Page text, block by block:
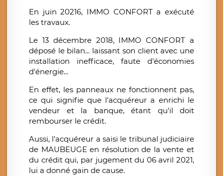
En juin 20216, IMMO CONFORT a exécuté
les travaux.
Le 13 décembre 2018, IMMO CONFORT a
déposé le bilan... laissant son client avec une
installation inefficace, faute d'économies
d'énergie...
En effet, les panneaux ne fonctionnent pas,
ce qui signifie que l'acquéreur a enrichi le
vendeur et la banque, étant qu'il doit
rembourser le crédit.
Aussi, l'acquéreur a saisi le tribunal judiciaire
de MAUBEUGE en résolution de la vente et
du crédit qui, par jugement du 06 avril 2021,
lui a donné gain de cause.